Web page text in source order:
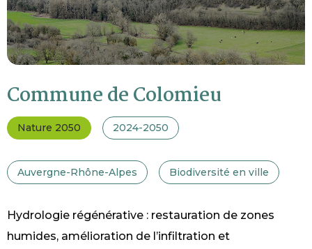
Commune de Colomieu
Nature 2050 2024-2050
Auvergne-Rhône-Alpes Biodiversité en ville
Hydrologie régénérative : restauration de zones
humides, amélioration de l’infiltration et